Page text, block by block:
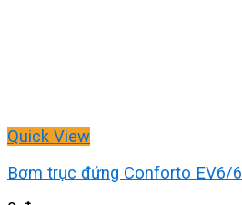
Quick View
Bơm trục đứng Conforto EV6/6